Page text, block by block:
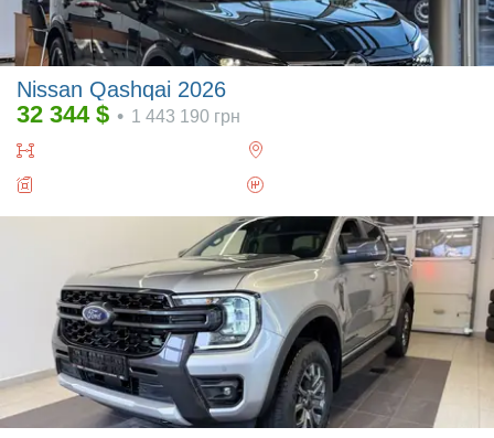
Nissan Qashqai 2026
32 344$ • 1 443 190 грн